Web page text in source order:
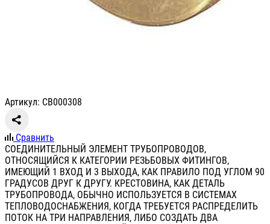
Артикул: CB000308
Сравнить
СОЕДИНИТЕЛЬНЫЙ ЭЛЕМЕНТ ТРУБОПРОВОДОВ,
ОТНОСЯЩИЙСЯ К КАТЕГОРИИ РЕЗЬБОВЫХ ФИТИНГОВ,
ИМЕЮЩИЙ 1 ВХОД И 3 ВЫХОДА, КАК ПРАВИЛО ПОД УГЛОМ 90
ГРАДУСОВ ДРУГ К ДРУГУ. КРЕСТОВИНА, КАК ДЕТАЛЬ
ТРУБОПРОВОДА, ОБЫЧНО ИСПОЛЬЗУЕТСЯ В СИСТЕМАХ
ТЕПЛОВОДОСНАБЖЕНИЯ, КОГДА ТРЕБУЕТСЯ РАСПРЕДЕЛИТЬ
ПОТОК НА ТРИ НАПРАВЛЕНИЯ, ЛИБО СОЗДАТЬ ДВА